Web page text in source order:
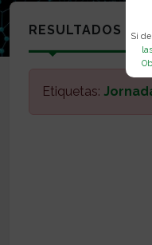
Si
RESULTADOS
Etiquetas: